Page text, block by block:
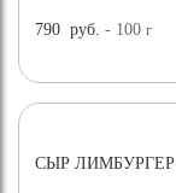
790 руб. - 100г
СЫР